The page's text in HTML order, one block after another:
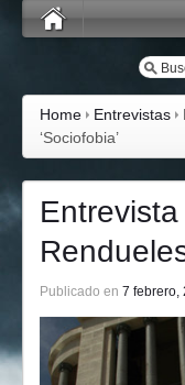
Home Entrevistas
‘Sociofobia’
Publicado en 7 febrero,